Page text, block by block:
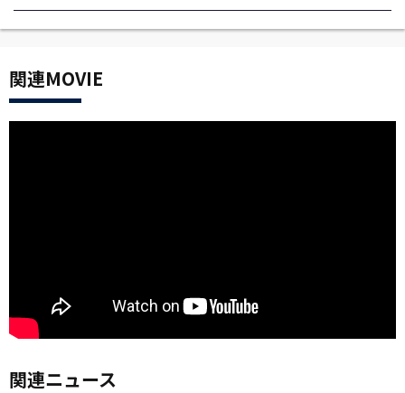
関連MOVIE
関連ニュース